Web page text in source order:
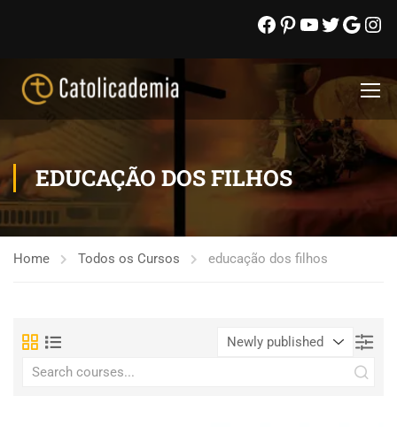
EDUCAÇÃO DOS FILHOS
Home Todos os Cursos educação dos filhos